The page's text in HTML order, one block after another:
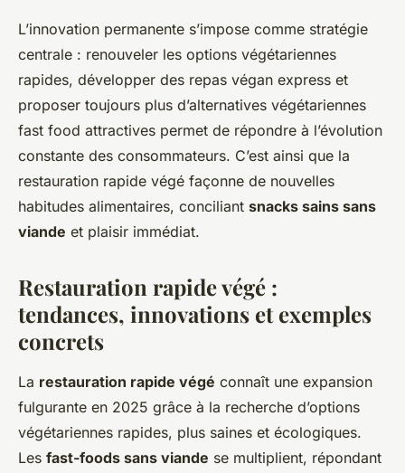
L’innovation permanente s’impose comme stratégie
centrale : renouveler les options végétariennes
rapides, développer des repas végan express et
proposer toujours plus d’alternatives végétariennes
fast food attractives permet de répondre à l’évolution
constante des consommateurs. C’est ainsi que la
restauration rapide végé façonne de nouvelles
habitudes alimentaires, conciliant snacks sains sans
viande et plaisir immédiat.
Restauration rapide végé :
tendances, innovations et exemples
concrets
La restauration rapide végé connaît une expansion
fulgurante en 2025 grâce à la recherche d’options
végétariennes rapides, plus saines et écologiques.
Les fast-foods sans viande se multiplient, répondant